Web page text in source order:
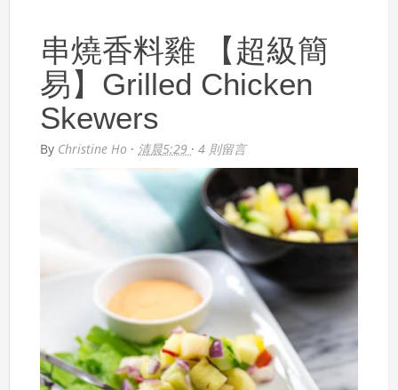
串燒香料雞 【超級簡
易】Grilled Chicken
Skewers
By Christine Ho · 清晨5:29 ·4 則留言